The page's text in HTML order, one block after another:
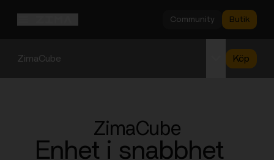
Community Butik
ZimaCube Köp
ZimaCube
Enhet i snabbhet